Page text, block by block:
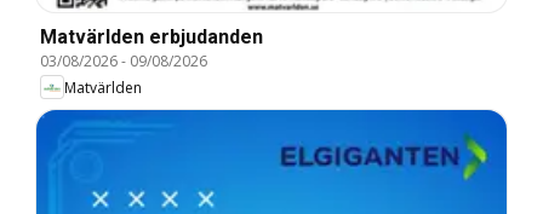
Matvärlden erbjudanden
03/08/2026- 09/08/2026
Matvärlden